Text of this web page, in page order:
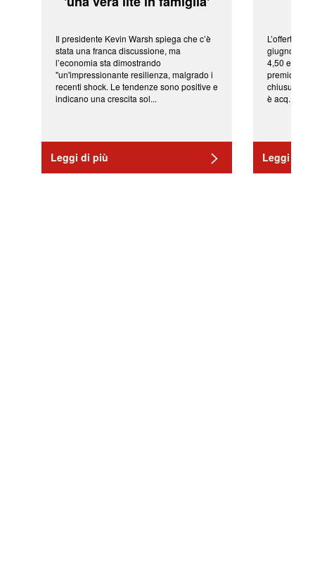
Il presidente Kevin Warsh spiega che c’è
stata una franca discussione, ma
l’economia sta dimostrando
"un'impressionante resilienza, malgrado i
recenti shock. Le tendenze sono positive e
indicano una crescita sol...
Leggi di più
L’offerta
giugno da
4,50 euro
premio di
chiusura
è acq...
Leggi di